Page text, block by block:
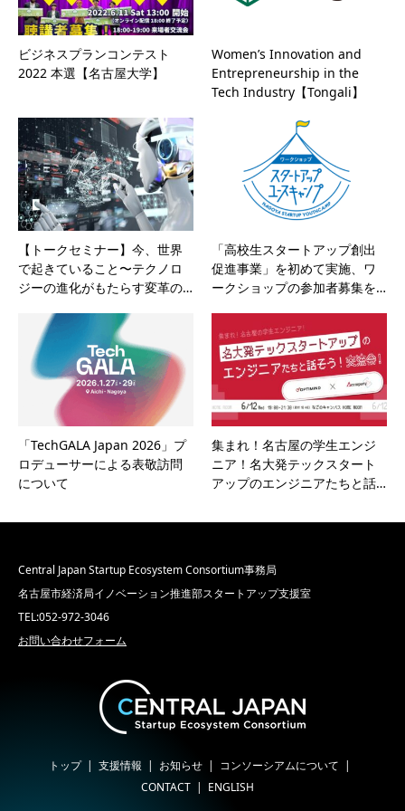
ビジネスプランコンテスト
2022 本選【名古屋大学】
Women’s Innovation and
Entrepreneurship in the
Tech Industry【Tongali】
【トークセミナー】今、世界
で起きていること〜テクノロ
ジーの進化がもたらす変革の…
「高校生スタートアップ創出
促進事業」を初めて実施、ワ
ークショップの参加者募集を…
「TechGALA Japan 2026」プ
ロデューサーによる表敬訪問
について
集まれ！名古屋の学生エンジ
ニア！名大発テックスタート
アップのエンジニアたちと話…
Central Japan Startup Ecosystem Consortium事務局
名古屋市経済局イノベーション推進部スタートアップ支援室
TEL:052-972-3046
お問い合わせフォーム
トップ 支援情報 お知らせ
コンソーシアムについて
CONTACT
ENGLISH